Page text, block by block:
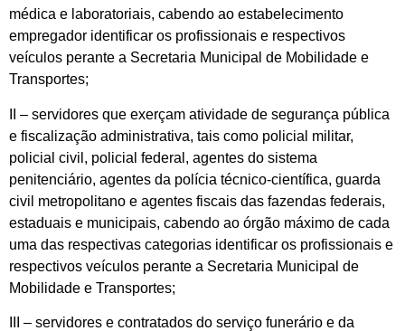
médica e laboratoriais, cabendo ao estabelecimento
empregador identificar os profissionais e respectivos
veículos perante a Secretaria Municipal de Mobilidade e
Transportes;
II – servidores que exerçam atividade de segurança pública
e fiscalização administrativa, tais como policial militar,
policial civil, policial federal, agentes do sistema
penitenciário, agentes da polícia técnico-científica, guarda
civil metropolitano e agentes fiscais das fazendas federais,
estaduais e municipais, cabendo ao órgão máximo de cada
uma das respectivas categorias identificar os profissionais e
respectivos veículos perante a Secretaria Municipal de
Mobilidade e Transportes;
III – servidores e contratados do serviço funerário e da